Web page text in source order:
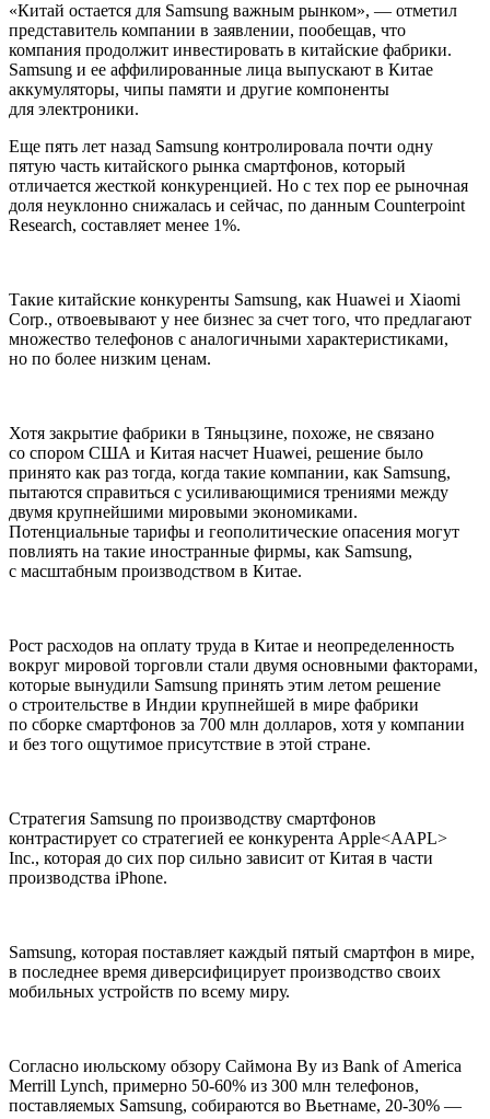
«Китай остается для Samsung важным рынком», — отметил
представитель компании в заявлении, пообещав, что
компания продолжит инвестировать в китайские фабрики.
Samsung и ее аффилированные лица выпускают в Китае
аккумуляторы, чипы памяти и другие компоненты
для электроники.
Еще пять лет назад Samsung контролировала почти одну
пятую часть китайского рынка смартфонов, который
отличается жесткой конкуренцией. Но с тех пор ее рыночная
доля неуклонно снижалась и сейчас, по данным Counterpoint
Research, составляет менее 1%.
Такие китайские конкуренты Samsung, как Huawei и Xiaomi
Corp., отвоевывают у нее бизнес за счет того, что предлагают
множество телефонов с аналогичными характеристиками,
но по более низким ценам.
Хотя закрытие фабрики в Тяньцзине, похоже, не связано
со спором США и Китая насчет Huawei, решение было
принято как раз тогда, когда такие компании, как Samsung,
пытаются справиться с усиливающимися трениями между
двумя крупнейшими мировыми экономиками.
Потенциальные тарифы и геополитические опасения могут
повлиять на такие иностранные фирмы, как Samsung,
с масштабным производством в Китае.
Рост расходов на оплату труда в Китае и неопределенность
вокруг мировой торговли стали двумя основными факторами,
которые вынудили Samsung принять этим летом решение
о строительстве в Индии крупнейшей в мире фабрики
по сборке смартфонов за 700 млн долларов, хотя у компании
и без того ощутимое присутствие в этой стране.
Стратегия Samsung по производству смартфонов
контрастирует со стратегией ее конкурента Apple<AAPL>
Inc., которая до сих пор сильно зависит от Китая в части
производства iPhone.
Samsung, которая поставляет каждый пятый смартфон в мире,
в последнее время диверсифицирует производство своих
мобильных устройств по всему миру.
Согласно июльскому обзору Саймона Ву из Bank of America
Merrill Lynch, примерно 50-60% из 300 млн телефонов,
поставляемых Samsung, собираются во Вьетнаме, 20-30% —